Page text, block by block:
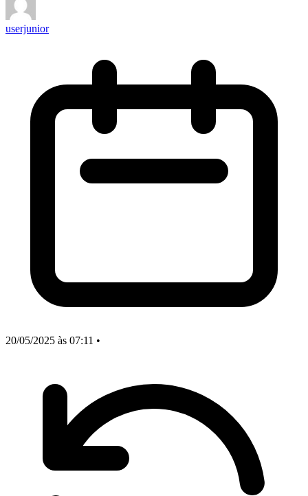
userjunior
20/05/2025 às 07:11 •